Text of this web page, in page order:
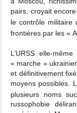
pairs, croyait
le contrôle militaire
frontières par les «
L’URSS elle-
« marche »
et définitivement
moyens possibles.
plusieurs noms
russophobie